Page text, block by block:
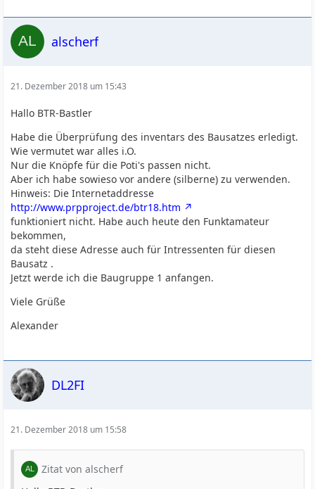
alscherf
21. Dezember 2018 um 15:43
Hallo BTR-Bastler
Habe die Überprüfung des inventars des Bausatzes erledigt.
Wie vermutet war alles i.O.
Nur die Knöpfe für die Poti's passen nicht.
Aber ich habe sowieso vor andere (silberne) zu verwenden.
Hinweis: Die Internetaddresse
http://www.prpproject.de/btr18.htm
funktioniert nicht. Habe auch heute den Funktamateur
bekommen,
da steht diese Adresse auch für Intressenten für diesen
Bausatz .
Jetzt werde ich die Baugruppe 1 anfangen.
Viele Grüße
Alexander
DL2FI
21. Dezember 2018 um 15:58
Zitat von alscherf